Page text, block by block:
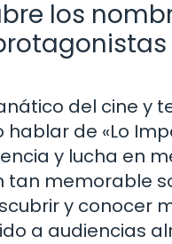
los
del cine y
hablar de «Lo
y lucha en
tan memorable
y conocer
a audiencias